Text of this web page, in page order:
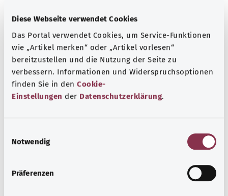
Diese Webseite verwendet Cookies
Das Portal verwendet Cookies, um Service-Funktionen
wie „Artikel merken“ oder „Artikel vorlesen“
bereitzustellen und die Nutzung der Seite zu
verbessern. Informationen und Widerspruchsoptionen
finden Sie in den Cookie-
Einstellungen der Datenschutzerklärung.
Notwendig
Präferenzen
yolları